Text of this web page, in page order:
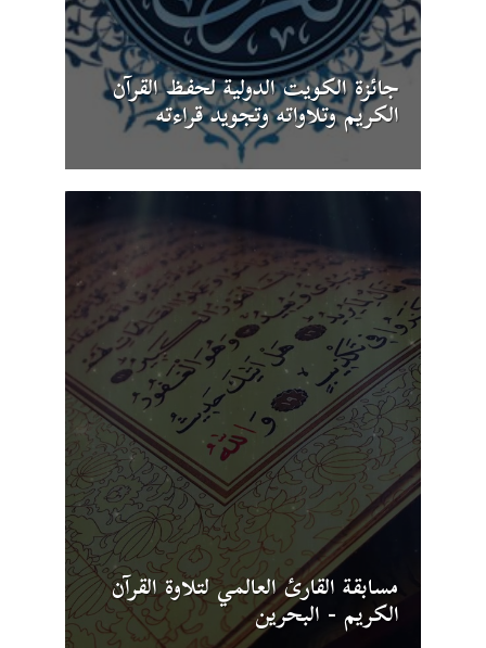
مسابقة القارئ العالمي لتلاوة القرآن
الكريم - البحرين
جائزة الكويت الدولية لحفظ القرآن
الكريم وتلاواته وتجويد قراءته